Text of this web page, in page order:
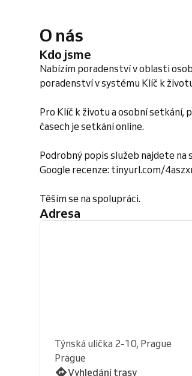
O nás
Kdo jsme
Nabízím poradenství v oblasti
poradenství v systému Klíč k
Pro Klíč k životu a osobní setkání,
časech je setkání online.
Podrobný popis služeb najdete na
Google recenze: tinyurl.com/
Těším se na spolupráci.
Adresa
Týnská ulička 2-10, Prague
Prague
Vyhledání trasy